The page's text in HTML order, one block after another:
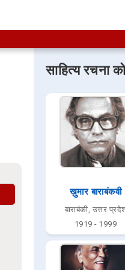
साहित्य रचना
ख़ुमार बाराबंकवी
बाराबंकी, उत्तर
1919 - 1999